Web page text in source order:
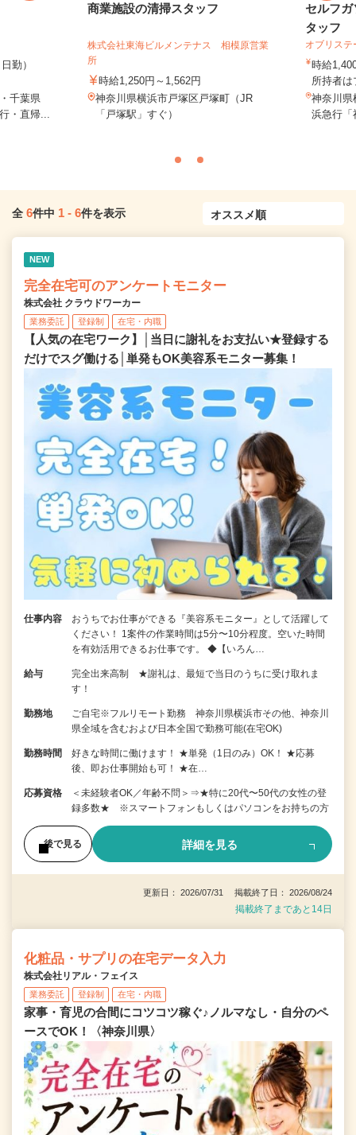
日勤）
千葉県
・直帰...
商業施設の清掃スタッフ
株式会社東海ビルメンテナス 相模原営業
所
時給1,250円～1,562円
神奈川県横浜市戸塚区戸塚町（JR
「戸塚駅」すぐ）
セルフ
タッフ
オブリス
時給
所持者
神奈川県
浜急行「
全 6件中 1 - 6件を表示
NEW
完全在宅可のアンケートモニター
株式会社 クラウドワーカー
業務委託 登録制 在宅・内職
【人気の在宅ワーク】│当日に謝礼をお支払い★登録する
だけでスグ働ける│単発もOK美容系モニター募集！
仕事内容
おうちでお仕事ができる『美容系モニター』として活躍して
ください！ 1案件の作業時間は5分〜10分程度。空いた時間
を有効活用できるお仕事です。 ◆【いろん…
給与
完全出来高制 ★謝礼は、最短で当日のうちに受け取れま
す！
勤務地
ご自宅※フルリモート勤務 神奈川県横浜市その他、神奈川
県全域を含むおよび日本全国で勤務可能(在宅OK)
勤務時間
好きな時間に働けます！ ★単発（1日のみ）OK！ ★応募
後、即お仕事開始も可！ ★在…
応募資格
＜未経験者OK／年齢不問＞⇒★特に20代〜50代の女性の登
録多数★ ※スマートフォンもしくはパソコンをお持ちの方
後で見る 詳細を見る
更新日： 2026/07/31 掲載終了日： 2026/08/24
掲載終了まであと14日
化粧品・サプリの在宅データ入力
株式会社リアル・フェイス
業務委託 登録制 在宅・内職
家事・育児の合間にコツコツ稼ぐ♪ノルマなし・自分のペ
ースでOK！〈神奈川県〉